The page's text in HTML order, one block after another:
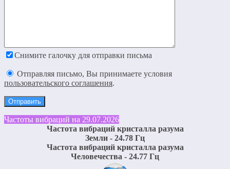
Снимите галочку для отправки письма
Отправляя письмо, Вы принимаете условия
пользовательского соглашения.
Частоты вибраций на 29.07.2026
Частота вибраций кристалла разума
Земли - 24.78 Гц
Частота вибраций кристалла разума
Человечества - 24.77 Гц